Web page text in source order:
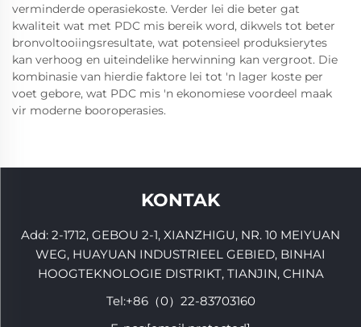
verminderde operasiekoste. Verder lei die beter gat
kwaliteit wat met PDC mis bereik word, dikwels tot beter
bronvoltooiingsresultate, wat potensieel produksierytes
kan verhoog en uiteindelike herwinning kan vergroot. Die
kombinasie van hierdie faktore lei tot 'n lager koste per
voet gebore, wat PDC mis 'n ekonomiese voordeel maak
vir moderne booroperasies.
KONTAK
Add: 2-1712, GEBOU 2-1, XIANZHIGU, NR. 10 MEIYUAN
WEG, HUAYUAN INDUSTRIEEL GEBIED, BINHAI
HOOGTEKNOLOGIE DISTRIKT, TIANJIN, CHINA
Tel:+86（0）22-83703160